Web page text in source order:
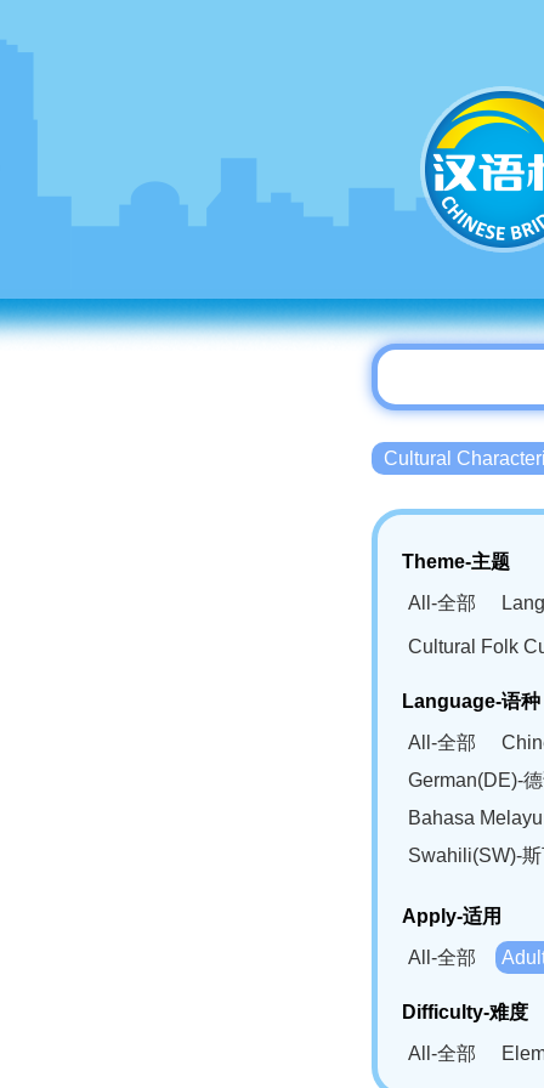
Cultural
Theme-主题
All-全部
Cultural Folk
Language-语种
All-全部
German(DE)-
Bahasa
Swahili(SW)-
Apply-适用
All-全部
Difficulty-难度
All-全部